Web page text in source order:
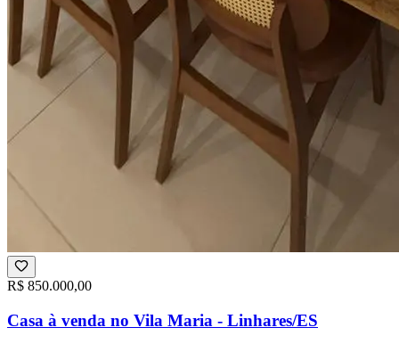
R$ 850.000,00
Casa à venda no Vila Maria - Linhares/ES